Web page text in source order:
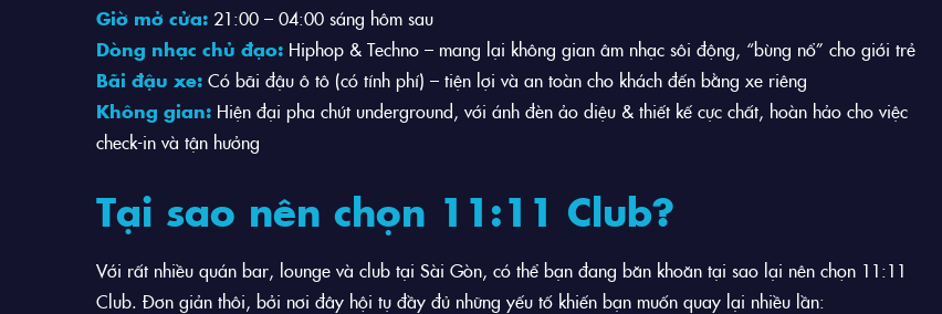
Giờ mở cửa: 21:00 – 04:00 sáng hôm sau
Dòng nhạc chủ đạo: Hiphop & Techno – mang lại không gian âm nhạc sôi động, “bùng nổ” cho giới trẻ
Bãi đậu xe: Có bãi đậu ô tô (có tính phí) – tiện lợi và an toàn cho khách đến bằng xe riêng
Không gian: Hiện đại pha chút underground, với ánh đèn ảo diệu & thiết kế cực chất, hoàn hảo cho việc
check-in và tận hưởng
Tại sao nên chọn 11:11 Club?
Với rất nhiều quán bar, lounge và club tại Sài Gòn, có thể bạn đang băn khoăn tại sao lại nên chọn 11:11
Club. Đơn giản thôi, bởi nơi đây hội tụ đầy đủ những yếu tố khiến bạn muốn quay lại nhiều lần: